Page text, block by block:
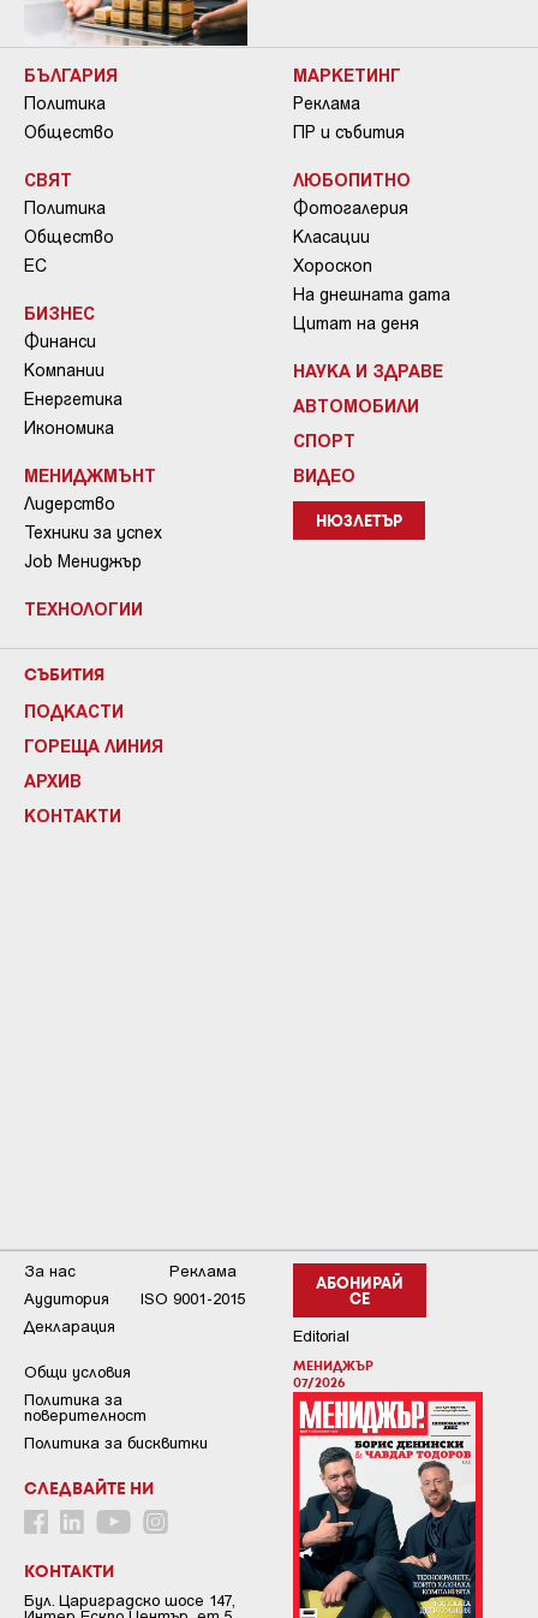
БЪЛГАРИЯ
Политика
Общество
СВЯТ
Политика
Общество
ЕС
БИЗНЕС
Финанси
Компании
Енергетика
Икономика
МЕНИДЖМЪНТ
Лидерство
Техники за успех
Job Мениджър
ТЕХНОЛОГИИ
МАРКЕТИНГ
Реклама
ПР и събития
ЛЮБОПИТНО
Фотогалерия
Класации
Хороскоп
На днешната дата
Цитат на деня
НАУКА И ЗДРАВЕ
АВТОМОБИЛИ
СПОРТ
ВИДЕО
НЮЗЛЕТЪР
СЪБИТИЯ
ПОДКАСТИ
ГОРЕЩА ЛИНИЯ
АРХИВ
КОНТАКТИ
АБОНИРАЙ
СЕ
Editorial
МЕНИДЖЪР
07/2026
За нас
Реклама
Аудитория
ISO 9001-2015
Декларация
Общи условия
Пoлитикa зa
пoвepитeлнocт
Политика за бисквитки
СЛЕДВАЙТЕ НИ
КОНТАКТИ
Бул. Цариградско шосе 147,